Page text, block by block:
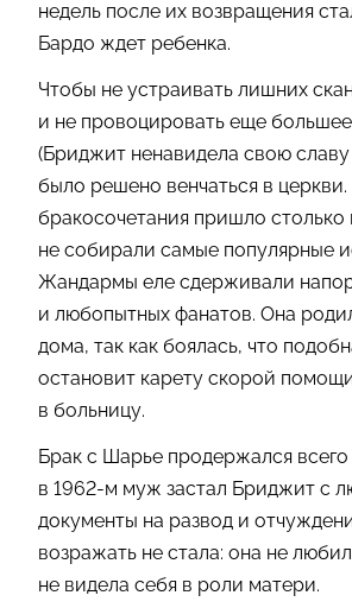
недель после их возвращения
Бардо ждет ребенка.
Чтобы не устраивать лишних
и не провоцировать еще
(Бриджит ненавидела свою
было решено венчаться в
бракосочетания пришло столько
не собирали самые популярные
Жандармы еле сдерживали
и любопытных фанатов. Она
дома, так как боялась, что
остановит карету скорой
в больницу.
Брак с Шарье продержался всего
в 1962-м муж застал Бриджит с
документы на развод и
возражать не стала: она не
не видела себя в роли матери.